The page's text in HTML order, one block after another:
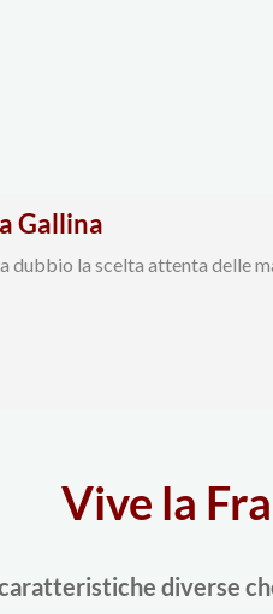
Gallina
dubbio la scelta attenta delle
Vive la
diverse